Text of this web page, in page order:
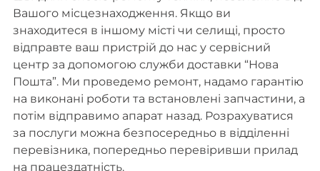
Вашого місцезнаходження. Якщо ви
знаходитеся в іншому місті чи селищі, просто
відправте ваш пристрій до нас у сервісний
центр за допомогою служби доставки “Нова
Пошта”. Ми проведемо ремонт, надамо гарантію
на виконані роботи та встановлені запчастини, а
потім відправимо апарат назад. Розрахуватися
за послуги можна безпосередньо в відділенні
перевізника, попередньо перевіривши прилад
на працездатність.